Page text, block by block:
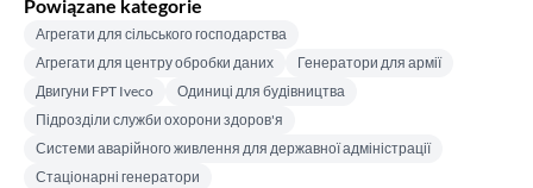
Powiązane kategorie
Агрегати для сільського господарства
Агрегати для центру обробки даних
Генератори для армії
Двигуни FPT Iveco
Одиниці для будівництва
Підрозділи служби охорони здоров'я
Системи аварійного живлення для державної адміністрації
Стаціонарні генератори